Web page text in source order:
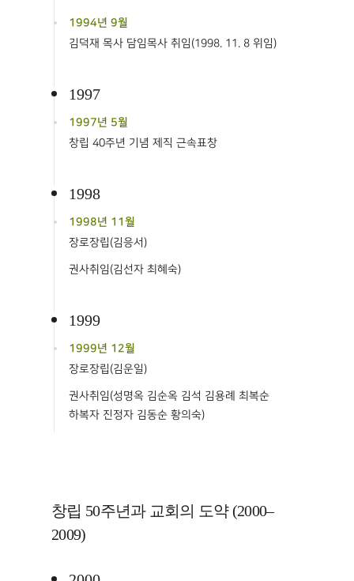
1994년 9월
김덕재 목사 담임목사 취임(1998. 11. 8 위임)
1997
1997년 5월
창립 40주년 기념 제직 근속표창
1998
1998년 11월
장로장립(김응서)
권사취임(김선자 최혜숙)
1999
1999년 12월
장로장립(김운일)
권사취임(성명옥 김순옥 김석 김용례 최복순
하복자 진정자 김동순 황의숙)
창립 50주년과 교회의 도약 (2000–
2009)